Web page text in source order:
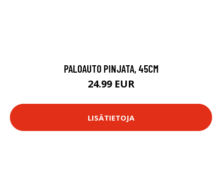
PALOAUTO PINJATA, 45CM
24.99 EUR
LISÄTIETOJA